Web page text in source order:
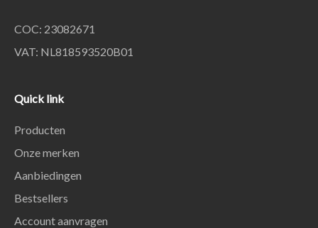
COC: 23082671
VAT: NL818593520B01
Quick link
Producten
Onze merken
Aanbiedingen
Bestsellers
Account aanvragen